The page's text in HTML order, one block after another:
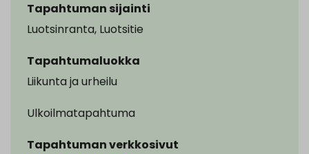
Tapahtuman sijainti
Luotsinranta, Luotsitie
Tapahtumaluokka
Liikunta ja urheilu
Ulkoilmatapahtuma
Tapahtuman verkkosivut